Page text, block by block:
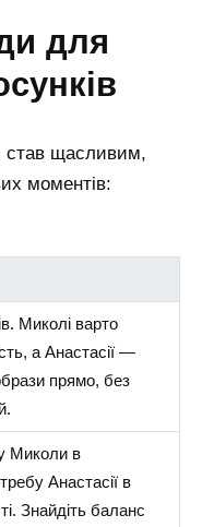
став щасливим,
моментів:
Миколі варто
а Анастасії —
прямо, без
Миколи в
Анастасії в
Знайдіть баланс